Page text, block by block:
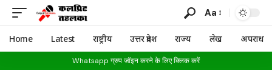
Aa
Home Latest राष्ट्रीय उत्तर प्रदेश राज्य लेख अपराध
Whatsapp ग्रुप जॉइन करने के लिए क्लिक करें